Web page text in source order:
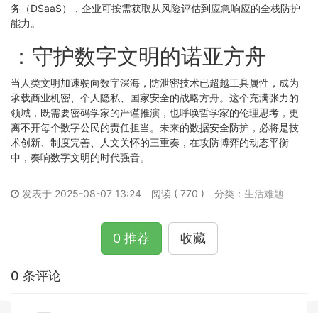
务（DSaaS），企业可按需获取从风险评估到应急响应的全栈防护
能力。
：守护数字文明的诺亚方舟
当人类文明加速驶向数字深海，防泄密技术已超越工具属性，成为
承载商业机密、个人隐私、国家安全的战略方舟。这个充满张力的
领域，既需要密码学家的严谨推演，也呼唤哲学家的伦理思考，更
离不开每个数字公民的责任担当。未来的数据安全防护，必将是技
术创新、制度完善、人文关怀的三重奏，在攻防博弈的动态平衡
中，奏响数字文明的时代强音。
发表于 2025-08-07 13:24 阅读 ( 770 ) 分类： 生活难题
0 推荐 收藏
0 条评论